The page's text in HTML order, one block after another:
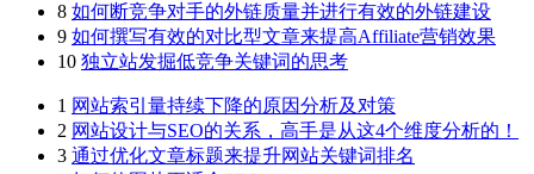
8 如何断竞争对手的外链质量并进行有效的外链建设
9 如何撰写有效的对比型文章来提高Affiliate营销效果
10 独立站发掘低竞争关键词的思考
1 网站索引量持续下降的原因分析及对策
2 网站设计与SEO的关系，高手是从这4个维度分析的！
3 通过优化文章标题来提升网站关键词排名